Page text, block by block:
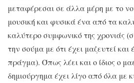
μεταφέρεσαι σε άλλα μέρη με το
μουσική και φυσικά ένα από τα
καλύτερο συμφωνικό της χρονιάς
την σούμα με ότι έχει μαζευτεί και
πράγμα). Όπως λέει και ο ίδιος ο
δημιούργημα έχει λίγο από όλα με